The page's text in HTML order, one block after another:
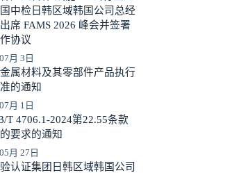
中检日韩区域韩国公司总经
席 FAMS 2026 峰会并签署
协议
月 3日
属材料及其零部件产品执行
的通知
月 1日
T 4706.1-2024第22.55条款
要求的通知
月 27日
认证集团日韩区域韩国公司